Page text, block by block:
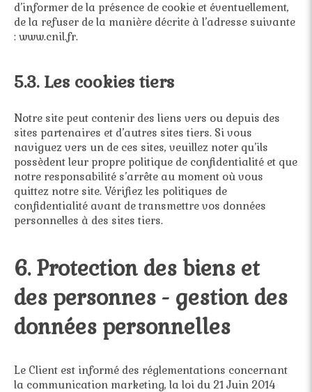
d’informer de la présence de cookie et éventuellement,
de la refuser de la manière décrite à l’adresse suivante
: www.cnil.fr.
5.3. Les cookies tiers
Notre site peut contenir des liens vers ou depuis des
sites partenaires et d’autres sites tiers. Si vous
naviguez vers un de ces sites, veuillez noter qu’ils
possèdent leur propre politique de confidentialité et que
notre responsabilité s’arrête au moment où vous
quittez notre site. Vérifiez les politiques de
confidentialité avant de transmettre vos données
personnelles à des sites tiers.
6. Protection des biens et
des personnes - gestion des
données personnelles
Le Client est informé des réglementations concernant
la communication marketing, la loi du 21 Juin 2014